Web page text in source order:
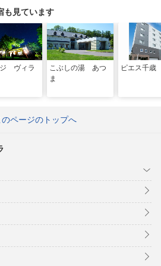
も見ています
ヴィラ
こぶしの湯 あつ
ま
ピエス千
のページのトップへ